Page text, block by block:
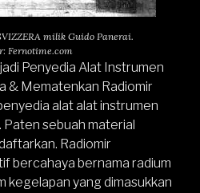
milik Guido Panerai.
Fernotime.com
Penyedia Alat Instrumen
& Mematenkan Radiomir
alat alat instrumen
sebuah material
Radiomir
bercahaya bernama radium
kegelapan yang dimasukkan